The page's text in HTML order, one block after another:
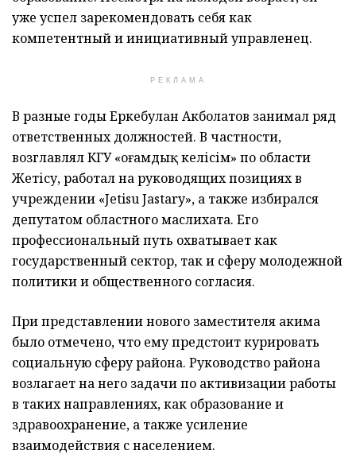
уже успел зарекомендовать себя как
компетентный и инициативный управленец.
РЕКЛАМА
В разные годы Еркебулан Акболатов занимал ряд
ответственных должностей. В частности,
возглавлял КГУ «Қоғамдық келісім» по области
Жетісу, работал на руководящих позициях в
учреждении «Jetisu Jastary», а также избирался
депутатом областного маслихата. Его
профессиональный путь охватывает как
государственный сектор, так и сферу молодежной
политики и общественного согласия.
При представлении нового заместителя акима
было отмечено, что ему предстоит курировать
социальную сферу района. Руководство района
возлагает на него задачи по активизации работы
в таких направлениях, как образование и
здравоохранение, а также усиление
взаимодействия с населением.